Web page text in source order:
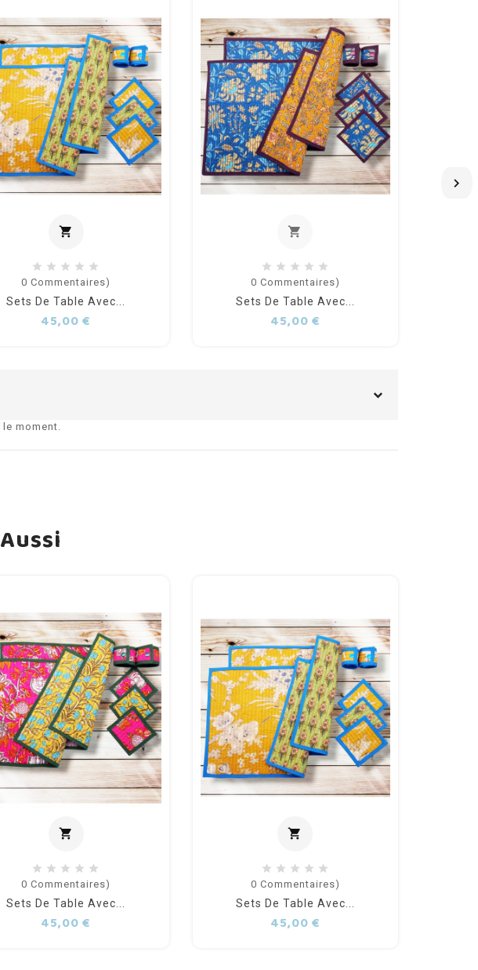
shopping_cart
0 Commentaires)
Sets De Table Avec...
45,00 €
shopping_cart
0 Commentaires)
Sets De Table Avec...
45,00 €

moment.
shopping_cart
0 Commentaires)
Sets De Table Avec...
45,00 €
shopping_cart
0 Commentaires)
Sets De Table Avec...
45,00 €